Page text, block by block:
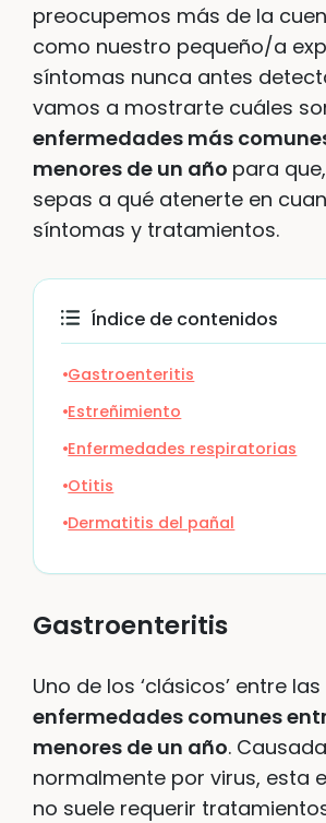
preocupemos más de la
como nuestro pequeño/a
síntomas nunca antes
vamos a mostrarte cuáles
enfermedades más
menores de un año para
sepas a qué atenerte en
síntomas y tratamientos.
Índice de contenidos
Gastroenteritis
Estreñimiento
Enfermedades respiratorias
Otitis
Dermatitis del pañal
Gastroenteritis
Uno de los ‘clásicos’ entre las
enfermedades comunes
menores de un año. Causada
normalmente por virus, esta
no suele requerir